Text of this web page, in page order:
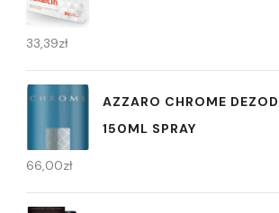
33,39zł
AZZARO CHROME
150ML SPRAY
66,00zł